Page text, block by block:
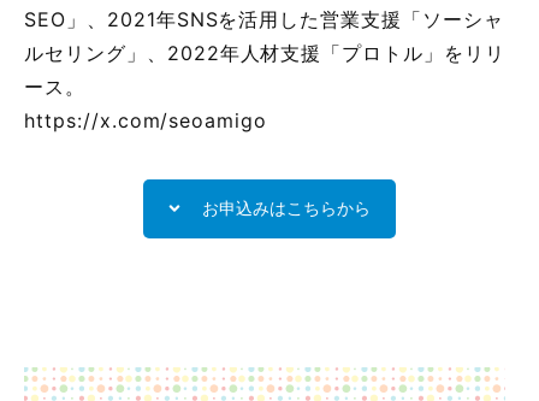
SEO」、2021年SNSを活用した営業支援「ソーシャ
ルセリング」、2022年人材支援「プロトル」をリリ
ース。
https://x.com/seoamigo
お申込みはこちらから